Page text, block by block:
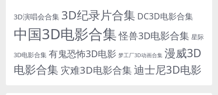
3D演唱会合集 3D纪录片合集 DC3D电影合集
中国3D电影合集怪兽3D电影合集 星际
3D电影合集 有鬼恐怖3D电影 梦工厂3D动画合集 漫威3D
电影合集 灾难3D电影合集迪士尼3D电影